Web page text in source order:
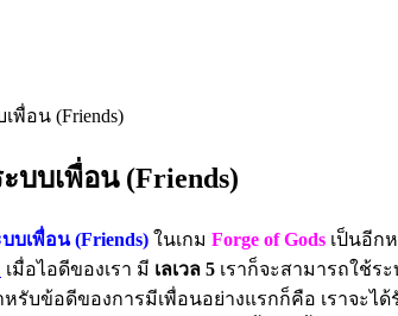
เพื่อน (Friends)
บบเพื่อน (Friends)
บเพื่อน (Friends) ในเกม Forge of Gods เป็นอีก
เมื่อไอดีของเรา มี เลเวล 5 เราก็จะสามารถใช้ร
หรับข้อดีของการมีเพื่อนอย่างแรกก็คือ เราจะได้